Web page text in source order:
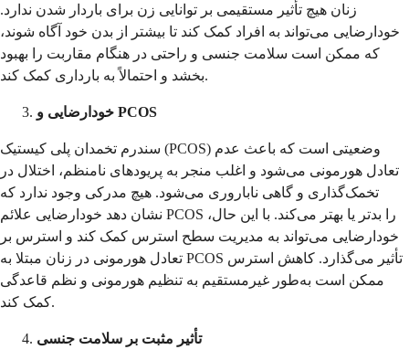
زنان هیچ تأثیر مستقیمی بر توانایی زن برای باردار شدن ندارد.
خودارضایی می‌تواند به افراد کمک کند تا بیشتر از بدن خود آگاه شوند،
که ممکن است سلامت جنسی و راحتی در هنگام مقاربت را بهبود
بخشد و احتمالاً به بارداری کمک کند.
خودارضایی و PCOS
سندرم تخمدان پلی کیستیک (PCOS) وضعیتی است که باعث عدم
تعادل هورمونی می‌شود و اغلب منجر به پریودهای نامنظم، اختلال در
تخمک‌گذاری و گاهی ناباروری می‌شود. هیچ مدرکی وجود ندارد که
نشان دهد خودارضایی علائم PCOS را بدتر یا بهتر می‌کند. با این حال،
خودارضایی می‌تواند به مدیریت سطح استرس کمک کند و استرس بر
تعادل هورمونی در زنان مبتلا به PCOS تأثیر می‌گذارد. کاهش استرس
ممکن است به‌طور غیرمستقیم به تنظیم هورمونی و نظم قاعدگی
کمک کند.
تأثیر مثبت بر سلامت جنسی